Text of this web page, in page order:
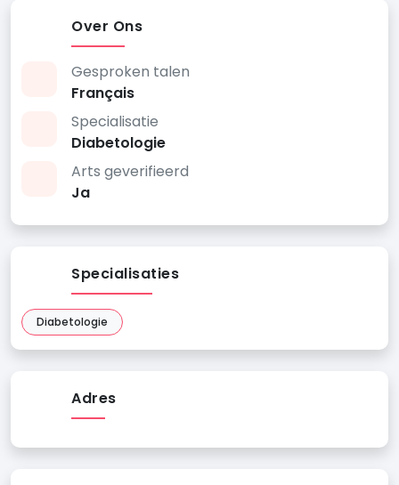
Over Ons
Gesproken talen
Français
Specialisatie
Diabetologie
Arts geverifieerd
Ja
Specialisaties
Diabetologie
Adres